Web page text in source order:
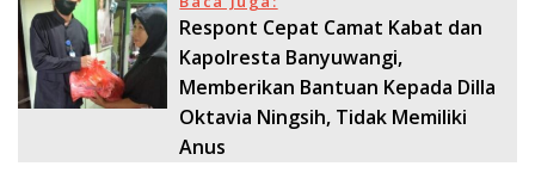
Respont Cepat Camat Kabat dan
Kapolresta Banyuwangi,
Memberikan Bantuan Kepada Dilla
Oktavia Ningsih, Tidak Memiliki
Anus